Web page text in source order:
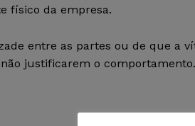
físico da empresa.
entre as partes ou de que a
justificarem o comportamento.